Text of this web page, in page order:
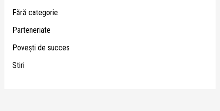
Fără categorie
Parteneriate
Poveşti de succes
Stiri